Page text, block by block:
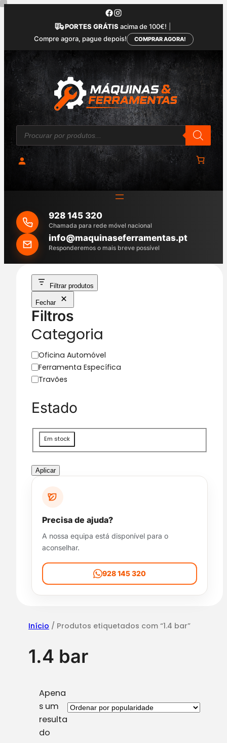
Saltar
conteúdo
PORTES GRÁTIS acima de 100€!
Compre agora, pague depois!
COMPRAR AGORA!
P
o
u
r
c
h
928 145 320
Chamada para rede móvel nacional
info@maquinaseferramentas.pt
Responderemos o mais breve possível
Filtrar produtos
Fechar
Filtros
Categoria
C
a
t
o
Oficina Automóvel
Ferramenta Específica
Travões
Estado
i
p
b
a
d
e
Em stock
Aplicar
Precisa de ajuda?
A nossa equipa está disponível para o
aconselhar.
928 145 320
Início / Produtos etiquetados com “1.4 bar”
1.4 bar
Apena
s um
resulta
do